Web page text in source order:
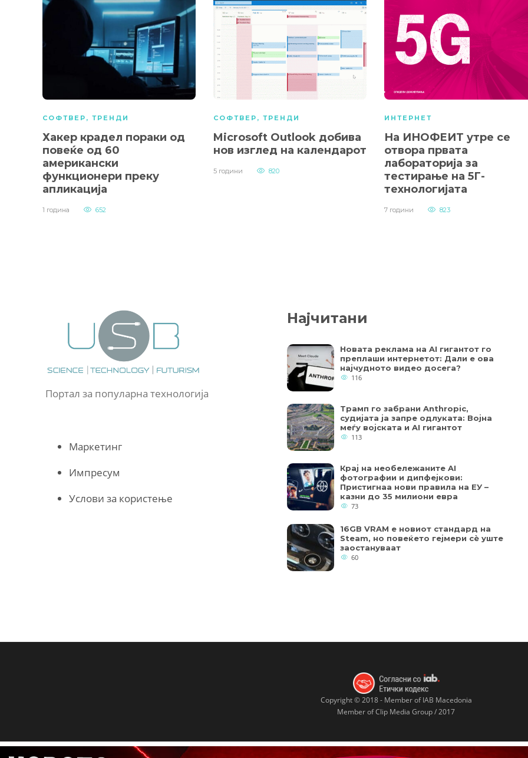
СОФТВЕР , ТРЕНДИ
Хакер крадел пораки од
повеќе од 60
американски
функционери преку
апликација
1 година 652
СОФТВЕР , ТРЕНДИ
Microsoft Outlook добива
нов изглед на календарот
5 години 820
ИНТЕРНЕТ
На ИНОФЕИТ утре се
отвора првата
лабораторија за
тестирање на 5Г-
технологијата
7 години 823
Портал за популарна технологија
Маркетинг
Импресум
Услови за користење
Најчитани
Новата реклама на AI гигантот го
преплаши интернетот: Дали е ова
најчудното видео досега?
116
Трамп го забрани Anthropic,
судијата ја запре одлуката: Војна
меѓу војската и AI гигантот
113
Крај на необележаните AI
фотографии и дипфејкови:
Пристигнаа нови правила на ЕУ –
казни до 35 милиони евра
73
16GB VRAM е новиот стандард на
Steam, но повеќето гејмери ​​сè уште
заостануваат
60
Copyright © 2018 - Member of IAB Macedonia
Member of Clip Media Group / 2017